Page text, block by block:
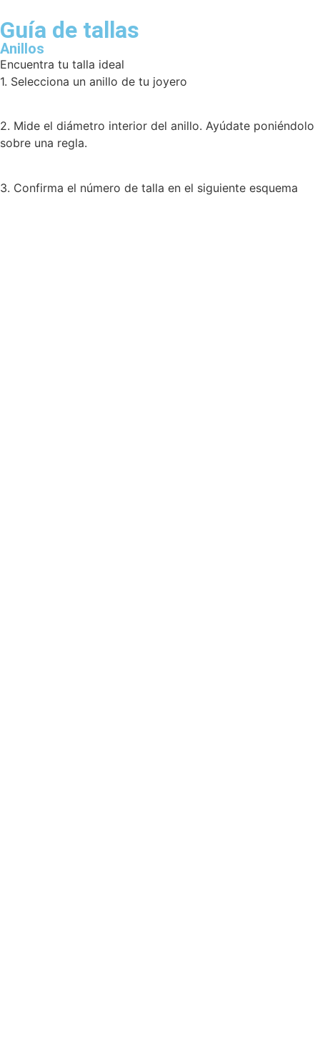
Guía de tallas
Anillos
Encuentra tu talla ideal
1. Selecciona un anillo de tu joyero
2. Mide el diámetro interior del anillo. Ayúdate poniéndolo
sobre una regla.
3. Confirma el número de talla en el siguiente esquema